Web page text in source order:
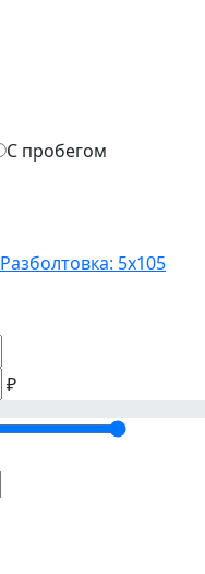
С пробегом
Разболтовка: 5x105
₽